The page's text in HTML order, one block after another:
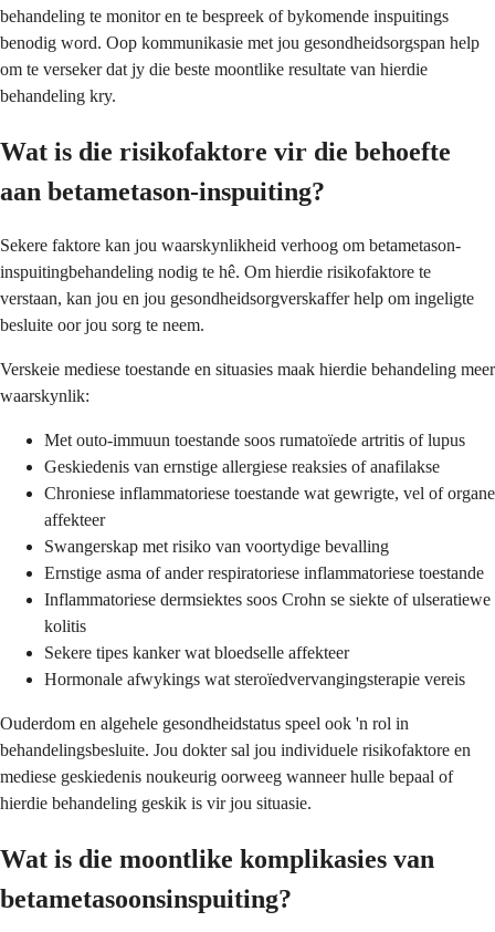
behandeling te monitor en te bespreek of bykomende inspuitings
benodig word. Oop kommunikasie met jou gesondheidsorgspan help
om te verseker dat jy die beste moontlike resultate van hierdie
behandeling kry.
Wat is die risikofaktore vir die behoefte
aan betametason-inspuiting?
Sekere faktore kan jou waarskynlikheid verhoog om betametason-
inspuitingbehandeling nodig te hê. Om hierdie risikofaktore te
verstaan, kan jou en jou gesondheidsorgverskaffer help om ingeligte
besluite oor jou sorg te neem.
Verskeie mediese toestande en situasies maak hierdie behandeling meer
waarskynlik:
Met outo-immuun toestande soos rumatoïede artritis of lupus
Geskiedenis van ernstige allergiese reaksies of anafilakse
Chroniese inflammatoriese toestande wat gewrigte, vel of organe
affekteer
Swangerskap met risiko van voortydige bevalling
Ernstige asma of ander respiratoriese inflammatoriese toestande
Inflammatoriese dermsiektes soos Crohn se siekte of ulseratiewe
kolitis
Sekere tipes kanker wat bloedselle affekteer
Hormonale afwykings wat steroïedvervangingsterapie vereis
Ouderdom en algehele gesondheidstatus speel ook 'n rol in
behandelingsbesluite. Jou dokter sal jou individuele risikofaktore en
mediese geskiedenis noukeurig oorweeg wanneer hulle bepaal of
hierdie behandeling geskik is vir jou situasie.
Wat is die moontlike komplikasies van
betametasoonsinspuiting?